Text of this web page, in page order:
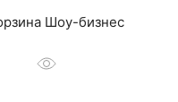
Шоу-бизнес